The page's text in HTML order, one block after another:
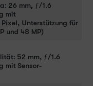
26 mm, ƒ/1.6
mit
Pixel, Unter­stüt­zung für
und 48 MP)
52 mm, ƒ/1.6
mit Sensor­